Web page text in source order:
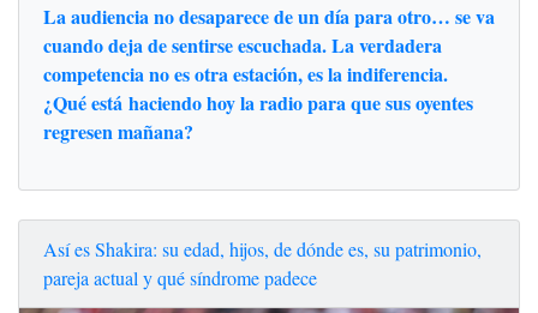
La audiencia no desaparece de un día para otro… se va
cuando deja de sentirse escuchada. La verdadera
competencia no es otra estación, es la indiferencia.
¿Qué está haciendo hoy la radio para que sus oyentes
regresen mañana?
Así es Shakira: su edad, hijos, de dónde es, su patrimonio,
pareja actual y qué síndrome padece